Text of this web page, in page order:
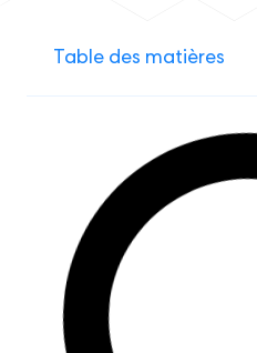
Table des matières